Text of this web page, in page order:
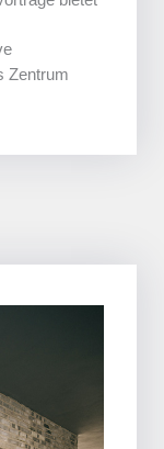
Zentrum